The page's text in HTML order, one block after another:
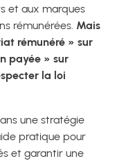
et aux marques
rémunérées. Mais
rémunéré » sur
payée » sur
la loi
une stratégie
pratique pour
et garantir une